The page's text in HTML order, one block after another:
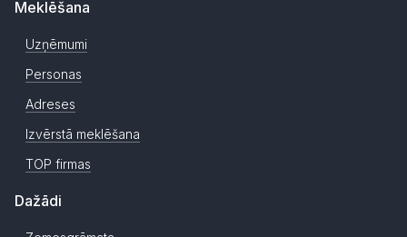
Meklēšana
Uzņēmumi
Personas
Adreses
Izvērstā meklēšana
TOP firmas
Dažādi